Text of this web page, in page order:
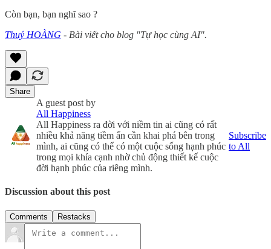
Còn bạn, bạn nghĩ sao ?
Thuý HOÀNG - Bài viết cho blog "Tự học cùng AI".
Share
A guest post by
All Happiness
All Happiness ra đời với niềm tin ai cũng có rất
nhiều khả năng tiềm ẩn cần khai phá bên trong
mình, ai cũng có thể có một cuộc sống hạnh phúc
trong mọi khía cạnh nhờ chủ động thiết kế cuộc
đời hạnh phúc của riêng mình.
Subscribe
to All
Discussion about this post
Comments Restacks